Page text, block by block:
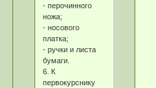
- перочинного
ножа;
- носового
платка;
- ручки и листа
бумаги.
6. К
первокурснику